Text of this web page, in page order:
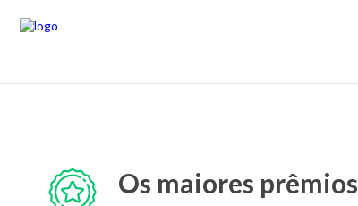
Os maiores prêmios